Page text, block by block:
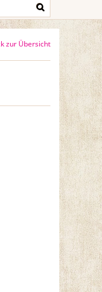
zur Übersicht